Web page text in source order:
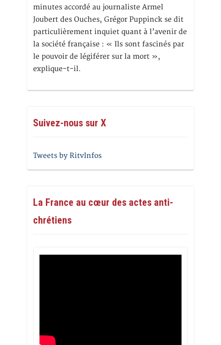
minutes accordé au journaliste Armel
Joubert des Ouches, Grégor Puppinck se dit
particulièrement inquiet quant à l’avenir de
la société française : « Ils sont fascinés par
le pouvoir de légiférer sur la mort »,
explique-t-il.
Suivez-nous sur X
Tweets by RitvInfos
La France au cœur des actes anti-
chrétiens